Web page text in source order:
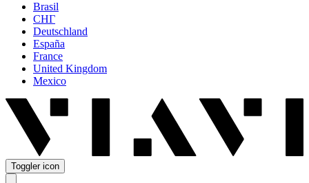
Brasil
СНГ
Deutschland
España
France
United Kingdom
Mexico
Toggler icon